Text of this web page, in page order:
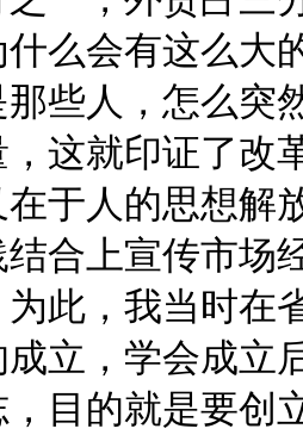
么会有这么大
些人，怎么突
这就印证了改
于人的思想解
合上宣传市场
此，我当时在
立，学会成立
目的就是要创